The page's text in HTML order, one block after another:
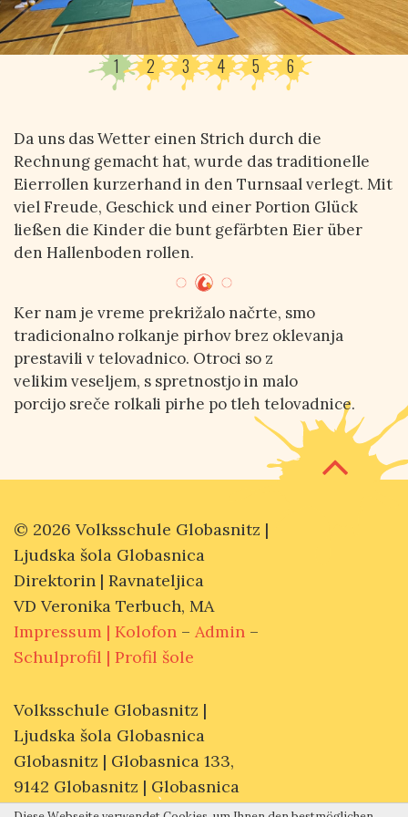
1 2 3 4 5 6
Da uns das Wetter einen Strich durch die
Rechnung gemacht hat, wurde das traditionelle
Eierrollen kurzerhand in den Turnsaal verlegt. Mit
viel Freude, Geschick und einer Portion Glück
ließen die Kinder die bunt gefärbten Eier über
den Hallenboden rollen.
Ker nam je vreme prekrižalo načrte, smo
tradicionalno rolkanje pirhov brez oklevanja
prestavili v telovadnico. Otroci so z
velikim veseljem, s spretnostjo in malo
porcijo sreče rolkali pirhe po tleh telovadnice.
© 2026 Volksschule Globasnitz |
Ljudska šola Globasnica
Direktorin | Ravnateljica
VD Veronika Terbuch, MA
Impressum | Kolofon – Admin –
Schulprofil | Profil šole
Volksschule Globasnitz |
Ljudska šola Globasnica
Globasnitz | Globasnica 133,
9142 Globasnitz | Globasnica
direktion@vs-globasnitz.ksn.at